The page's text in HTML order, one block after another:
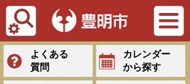
Tiếng Việt
よくある
質問
カレンダー
から探す